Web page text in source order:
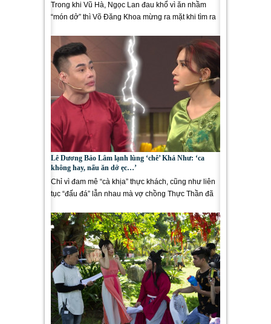
Trong khi Vũ Hà, Ngọc Lan đau khổ vì ăn nhầm
“món dở” thì Võ Đăng Khoa mừng ra mặt khi tìm ra
Lê Dương Bảo Lâm lạnh lùng ‘chê’ Khả Như: ‘ca
không hay, nấu ăn dở ẹc…’
Chỉ vì đam mê “cà khịa” thực khách, cũng như liên
tục “đấu đá” lẫn nhau mà vợ chồng Thực Thần đã